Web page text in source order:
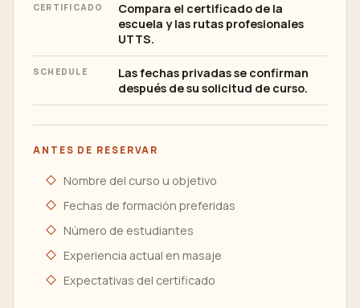
CERTIFICADO
Compara el certificado de la
escuela y las rutas profesionales
UTTS.
SCHEDULE
Las fechas privadas se confirman
después de su solicitud de curso.
ANTES DE RESERVAR
Nombre del curso u objetivo
Fechas de formación preferidas
Número de estudiantes
Experiencia actual en masaje
Expectativas del certificado